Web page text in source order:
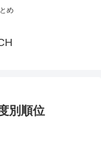
め
別順位